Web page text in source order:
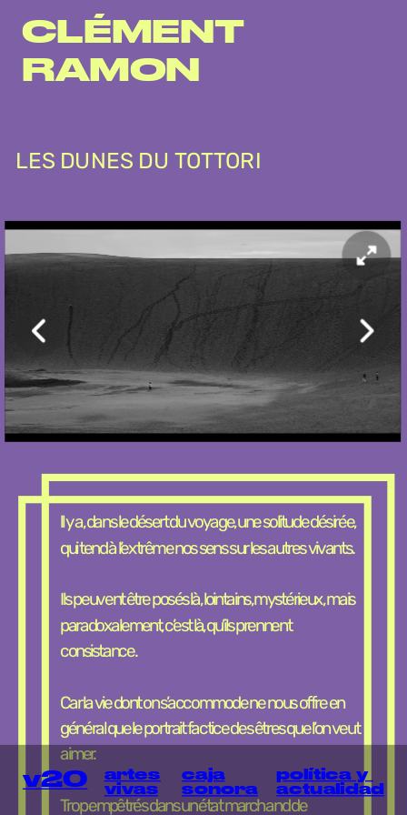
v20
política y
actualidad
caja
sonora
artes
vivas
CLÉMENT
RAMON
LES DUNES DU TOTTORI
ll y a, dans le désert du voyage, une solitude désirée,
qui tend à l’extrême nos sens sur les autres vivants.
Ils peuvent être posés là, lointains, mystérieux, mais
paradoxalement, c’est là, qu’ils prennent
consistance.
Car la vie dont on s’accommode ne nous offre en
général que le portrait factice des êtres que l’on veut
aimer.
Trop empêtrés dans un état marchand de